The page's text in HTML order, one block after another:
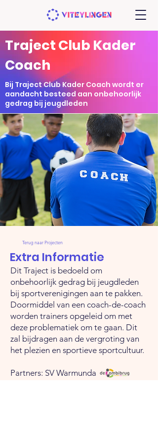
Traject Club Kader
Coach
Bij Traject Club Kader Coach wordt er
aandacht besteed aan onbehoorlijk
gedrag bij jeugdleden
Terug naar Projecten
Extra Informatie
Dit Traject is bedoeld om
onbehoorlijk gedrag bij jeugdleden
bij sportverenigingen aan te pakken.
Doormiddel van een coach-de-coach
worden trainers opgeleid om met
deze problematiek om te gaan. Dit
zal bijdragen aan de vergroting van
het plezien en sportieve sportcultuur.
Partners: SV Warmunda